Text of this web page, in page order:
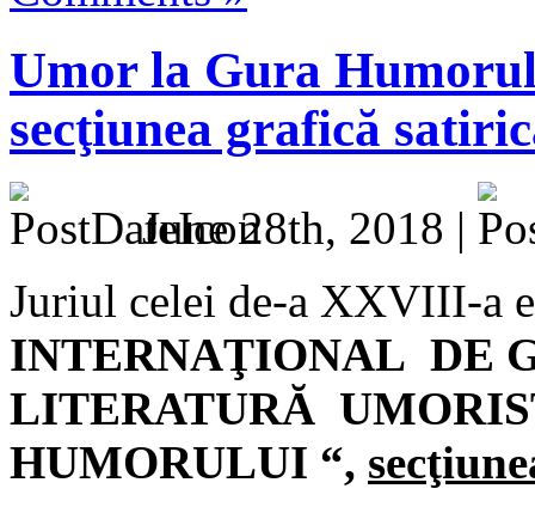
Umor la Gura
secţiunea grafică
June 28th, 2018 |
Juriul celei de-a XXVIII-a
INTERNAŢIONAL DE
LITERATURĂ
HUMORULUI “, sec